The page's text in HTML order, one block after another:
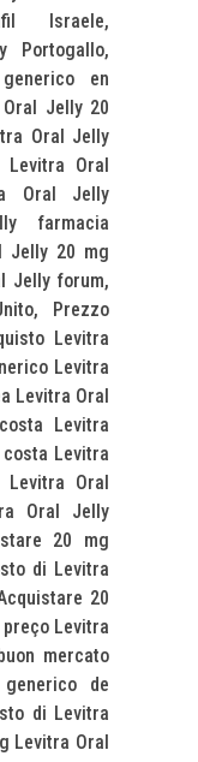
Israele,
Portogallo,
en
Jelly 20
Oral Jelly
Levitra Oral
Oral Jelly
farmacia
Jelly 20 mg
Jelly forum,
Prezzo
Levitra
Levitra
Levitra Oral
Levitra
Levitra
Levitra Oral
Oral Jelly
20 mg
di Levitra
20
Levitra
mercato
de
di Levitra
Levitra Oral